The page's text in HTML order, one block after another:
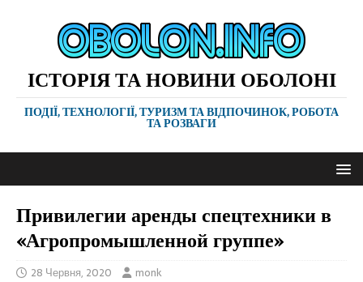
ІСТОРІЯ ТА НОВИНИ ОБОЛОНІ
ПОДІЇ, ТЕХНОЛОГІЇ, ТУРИЗМ ТА ВІДПОЧИНОК, РОБОТА
ТА РОЗВАГИ
Привилегии аренды спецтехники в
«Агропромышленной группе»
28 Червня, 2020 monk